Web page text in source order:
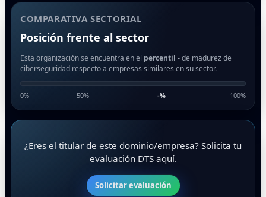
COMPARATIVA SECTORIAL
Posición frente al sector
Esta organización se encuentra en el percentil -de madurez de
ciberseguridad respecto a empresas similares en su sector.
0% 50% -% 100%
¿Eres el titular de este dominio/empresa? Solicita tu
evaluación DTS aquí.
Solicitar evaluación